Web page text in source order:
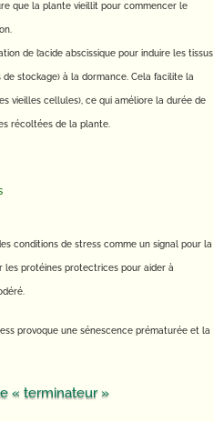
que la plante vieillit pour commencer le
de l’acide abscissique pour induire les tissus
de stockage) à la dormance. Cela facilite la
vieilles cellules), ce qui améliore la durée de
récoltées de la plante.
conditions de stress comme un signal pour la
les protéines protectrices pour aider à
provoque une sénescence prématurée et la
« terminateur »